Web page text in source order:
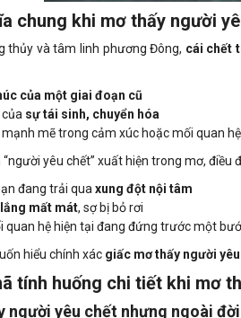
chung khi mơ thấy người
thủy và tâm linh phương Đông, cái chết
của một giai đoạn cũ
của sự tái sinh, chuyển hóa
mẽ trong cảm xúc hoặc mối quan hệ
“người yêu chết” xuất hiện trong mơ, điều
đang trải qua xung đột nội tâm
lắng mất mát, sợ bị bỏ rơi
quan hệ hiện tại đang đứng trước một
hiểu chính xác giấc mơ thấy người
tính huống chi tiết khi mơ
người yêu chết nhưng ngoài